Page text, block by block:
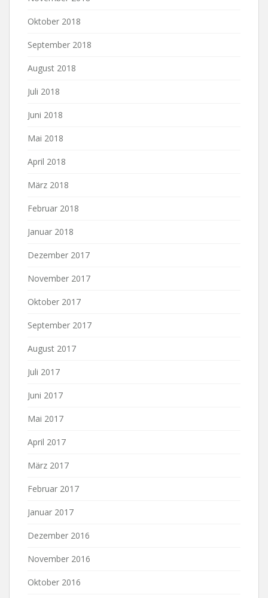
Oktober 2018
September 2018
August 2018
Juli 2018
Juni 2018
Mai 2018
April 2018
März 2018
Februar 2018
Januar 2018
Dezember 2017
November 2017
Oktober 2017
September 2017
August 2017
Juli 2017
Juni 2017
Mai 2017
April 2017
März 2017
Februar 2017
Januar 2017
Dezember 2016
November 2016
Oktober 2016